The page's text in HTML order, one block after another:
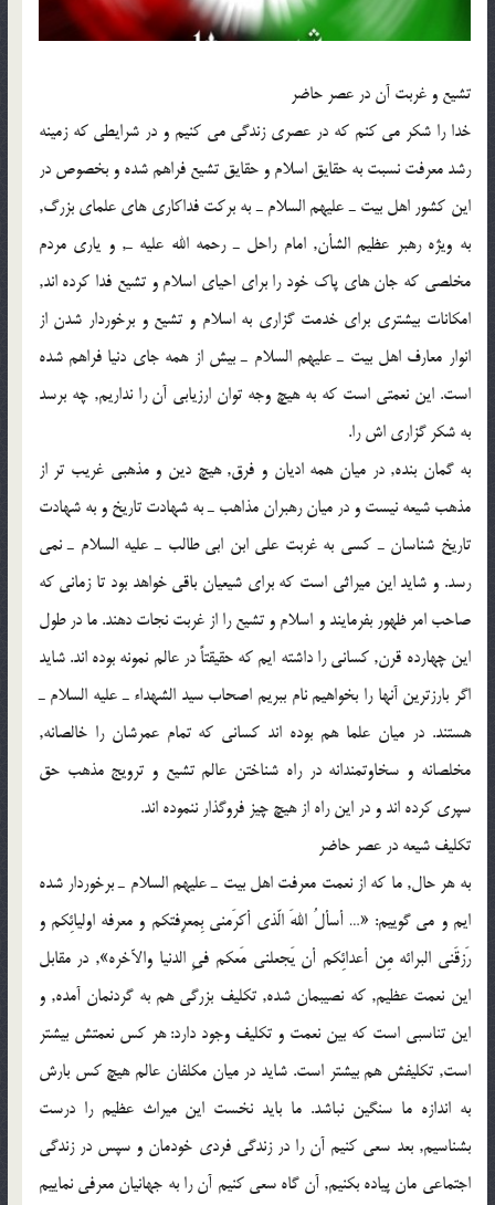
تشيع و غربت آن در عصر حاضر
خدا را شكر مي كنم كه در عصري زندگي مي كنيم و در شرايطي كه زمينه
رشد معرفت نسبت به حقايق اسلام و حقايق تشيع فراهم شده و بخصوص در
اين كشور اهل بيت ـ عليهم السلام ـ به بركت فداكاري هاي علماي بزرگ,
به ويژه رهبر عظيم الشأن, امام راحل ـ رحمه الله عليه ـ, و ياري مردم
مخلصي كه جان هاي پاك خود را براي احياي اسلام و تشيع فدا كرده اند,
امكانات بيشتري براي خدمت گزاري به اسلام و تشيع و برخوردار شدن از
انوار معارف اهل بيت ـ عليهم السلام ـ بيش از همه جاي دنيا فراهم شده
است. اين نعمتي است كه به هيچ وجه توان ارزيابي آن را نداريم, چه برسد
به شكر گزاري اش را.
به گمان بنده, در ميان همه اديان و فرق, هيچ دين و مذهبي غريب تر از
مذهب شيعه نيست و در ميان رهبران مذاهب ـ به شهادت تاريخ و به شهادت
تاريخ شناسان ـ كسي به غربت علي ابن ابي طالب ـ عليه السلام ـ نمي
رسد. و شايد اين ميراثي است كه براي شيعيان باقي خواهد بود تا زماني كه
صاحب امر ظهور بفرمايند و اسلام و تشيع را از غربت نجات دهند. ما در طول
اين چهارده قرن, كساني را داشته ايم كه حقيقتاً در عالم نمونه بوده اند. شايد
اگر بارزترين آنها را بخواهيم نام ببريم اصحاب سيد الشهداء ـ عليه السلام ـ
هستند. در ميان علما هم بوده اند كساني كه تمام عمرشان را خالصانه,
مخلصانه و سخاوتمندانه در راه شناختن عالم تشيع و ترويج مذهب حق
سپري كرده اند و در اين راه از هيچ چيز فروگذار ننموده اند.
تكليف شيعه در عصر حاضر
به هر حال, ما كه از نعمت معرفت اهل بيت ـ عليهم السلام ـ برخوردار شده
ايم و مي گوييم: «… أسألُ اللهَ الّذي أكرَمني بِمعرِفتكم و معرفه اوليائِكم و
رَزقَني البرائه مِن أعدائِكم أن يَجعلني مَعكم فيِ الدنيا والآخره», در مقابل
اين نعمت عظيم, كه نصيبمان شده, تكليف بزرگي هم به گردنمان آمده, و
اين تناسبي است كه بين نعمت و تكليف وجود دارد: هر كس نعمتش بيشتر
است, تكليفش هم بيشتر است. شايد در ميان مكلفان عالم هيچ كس بارش
به اندازه ما سنگين نباشد. ما بايد نخست اين ميراث عظيم را درست
بشناسيم, بعد سعي كنيم آن را در زندگي فردي خودمان و سپس در زندگي
اجتماعي مان پياده بكنيم, آن گاه سعي كنيم آن را به جهانيان معرفي نماييم